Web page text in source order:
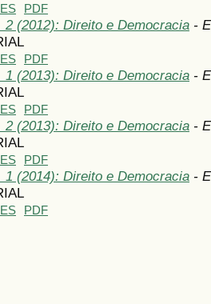
PDF
2 (2012): Direito e Democracia -
PDF
1 (2013): Direito e Democracia -
PDF
2 (2013): Direito e Democracia -
PDF
1 (2014): Direito e Democracia -
PDF